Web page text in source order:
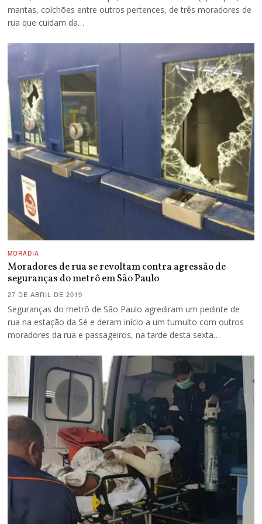
mantas, colchões entre outros pertences, de três moradores de
rua que cuidam da…
MORADIA
Moradores de rua se revoltam contra agressão de
seguranças do metrô em São Paulo
27 DE ABRIL DE 2019
Seguranças do metrô de São Paulo agrediram um pedinte de
rua na estação da Sé e deram início a um tumulto com outros
moradores da rua e passageiros, na tarde desta sexta…